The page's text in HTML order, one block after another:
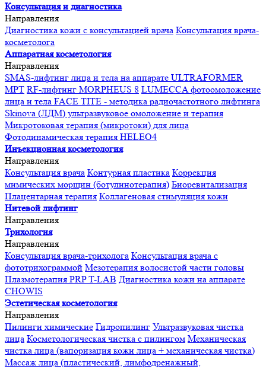
Консультация и диагностика
Направления
Диагностика кожи с консультацией врача Консультация врача-
косметолога
Аппаратная косметология
Направления
SMAS-лифтинг лица и тела на аппарате ULTRAFORMER
MPT RF-лифтинг MORPHEUS 8 LUMECCA фотоомоложение
лица и тела FACE TITE - методика радиочастотного лифтинга
Skinova (ЛДМ) ультразвуковое омоложение и терапия
Микротоковая терапия (микротоки) для лица
Фотодинамическая терапия HELEO4
Инъекционная косметология
Направления
Консультация врача Контурная пластика Коррекция
мимических морщин (ботулинотерапия) Биоревитализация
Плацентарная терапия Коллагеновая стимуляция кожи
Нитевой лифтинг
Направления
Трихология
Направления
Консультация врача-трихолога Консультация врача с
фототрихограммой Мезотерапия волосистой части головы
Плазмотерапия PRP T-LAB Диагностика кожи на аппарате
CHOWIS
Эстетическая косметология
Направления
Пилинги химические Гидропилинг Ультразвуковая чистка
лица Косметологическая чистка с пилингом Механическая
чистка лица (вапоризация кожи лица + механическая чистка)
Массаж лица (пластический, лимфодренажный,